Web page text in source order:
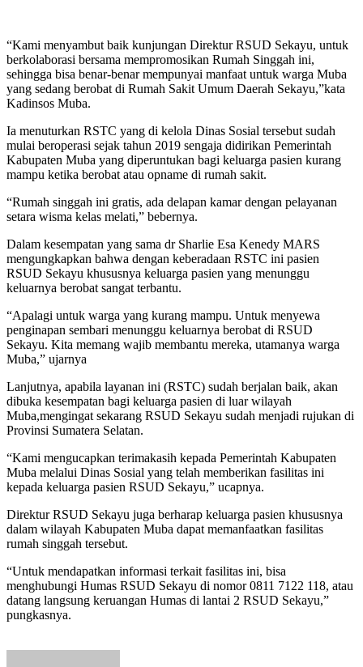
“Kami menyambut baik kunjungan Direktur RSUD Sekayu, untuk
berkolaborasi bersama mempromosikan Rumah Singgah ini,
sehingga bisa benar-benar mempunyai manfaat untuk warga Muba
yang sedang berobat di Rumah Sakit Umum Daerah Sekayu,”kata
Kadinsos Muba.
Ia menuturkan RSTC yang di kelola Dinas Sosial tersebut sudah
mulai beroperasi sejak tahun 2019 sengaja didirikan Pemerintah
Kabupaten Muba yang diperuntukan bagi keluarga pasien kurang
mampu ketika berobat atau opname di rumah sakit.
“Rumah singgah ini gratis, ada delapan kamar dengan pelayanan
setara wisma kelas melati,” bebernya.
Dalam kesempatan yang sama dr Sharlie Esa Kenedy MARS
mengungkapkan bahwa dengan keberadaan RSTC ini pasien
RSUD Sekayu khususnya keluarga pasien yang menunggu
keluarnya berobat sangat terbantu.
“Apalagi untuk warga yang kurang mampu. Untuk menyewa
penginapan sembari menunggu keluarnya berobat di RSUD
Sekayu. Kita memang wajib membantu mereka, utamanya warga
Muba,” ujarnya
Lanjutnya, apabila layanan ini (RSTC) sudah berjalan baik, akan
dibuka kesempatan bagi keluarga pasien di luar wilayah
Muba,mengingat sekarang RSUD Sekayu sudah menjadi rujukan di
Provinsi Sumatera Selatan.
“Kami mengucapkan terimakasih kepada Pemerintah Kabupaten
Muba melalui Dinas Sosial yang telah memberikan fasilitas ini
kepada keluarga pasien RSUD Sekayu,” ucapnya.
Direktur RSUD Sekayu juga berharap keluarga pasien khususnya
dalam wilayah Kabupaten Muba dapat memanfaatkan fasilitas
rumah singgah tersebut.
“Untuk mendapatkan informasi terkait fasilitas ini, bisa
menghubungi Humas RSUD Sekayu di nomor 0811 7122 118, atau
datang langsung keruangan Humas di lantai 2 RSUD Sekayu,”
pungkasnya.